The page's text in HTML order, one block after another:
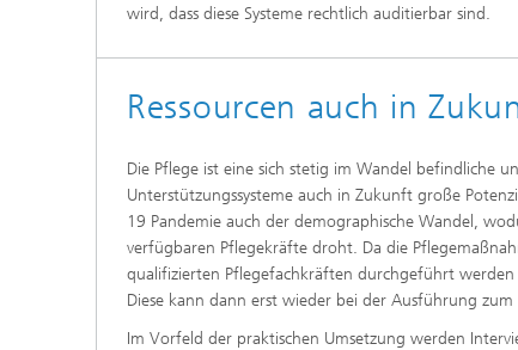
wird, dass diese Systeme rechtlich auditierbar sind.
Ressourcen auch in
Die Pflege ist eine sich stetig im Wandel befindliche
Unterstützungssysteme auch in Zukunft große
19 Pandemie auch der demographische Wandel,
verfügbaren Pflegekräfte droht. Da die
qualifizierten Pflegefachkräften durchgeführt
Diese kann dann erst wieder bei der Ausführung zum
Im Vorfeld der praktischen Umsetzung werden